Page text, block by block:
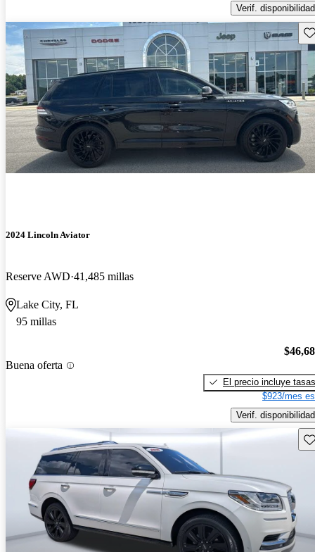
Verif. disponibilidad
2024 Lincoln Aviator
Reserve AWD 41,485 millas
Lake City, FL
95 millas
Buena oferta
El precio incluye tasas
$923/mes
Verif. disponibilidad